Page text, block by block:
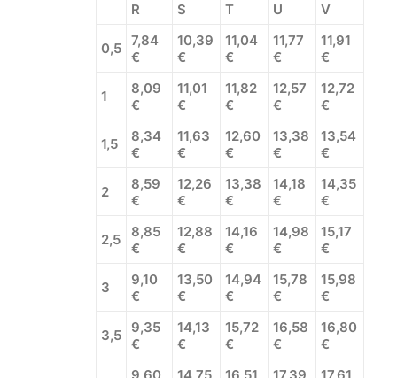
R
S T U V
0,5 7,84
€
10,39
€
11,04
€
11,77
€
11,91
€
1
8,09
€
11,01
€
11,82
€
12,57
€
12,72
€
1,5
8,34
€
11,63
€
12,60
€
13,38
€
13,54
€
2
8,59
€
12,26
€
13,38
€
14,18
€
14,35
€
2,5
8,85
€
12,88
€
14,16
€
14,98
€
15,17
€
3
9,10
€
13,50
€
14,94
€
15,78
€
15,98
€
3,5
9,35
€
14,13
€
15,72
€
16,58
€
16,80
€